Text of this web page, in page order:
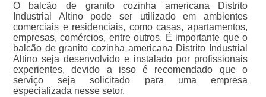
O balcão de granito cozinha americana Distrito
Industrial Altino pode ser utilizado em ambientes
comerciais e residenciais, como casas, apartamentos,
empresas, comércios, entre outros. É importante que o
balcão de granito cozinha americana Distrito Industrial
Altino seja desenvolvido e instalado por profissionais
experientes, devido a isso é recomendado que o
serviço seja solicitado para uma empresa
especializada nesse setor.